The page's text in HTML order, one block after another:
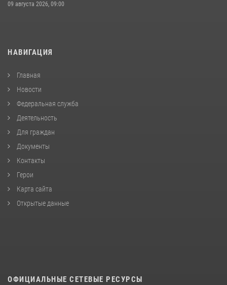
09 августа 2026, 09:00
НАВИГАЦИЯ
Главная
Новости
Федеральная служба
Деятельность
Для граждан
Документы
Контакты
Герои
Карта сайта
Открытые данные
ОФИЦИАЛЬНЫЕ СЕТЕВЫЕ РЕСУРСЫ